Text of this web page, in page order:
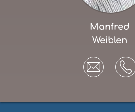
Manfred
Weiblen